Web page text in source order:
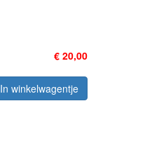
€ 20,00
In winkelwagentje